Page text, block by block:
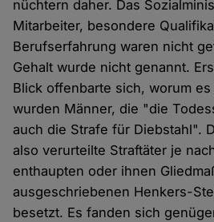
nüchtern daher. Das
Mitarbeiter, besondere
Berufserfahrung waren nicht
Gehalt wurde nicht genannt.
Blick offenbarte sich, worum
wurden Männer, die "die
auch die Strafe für Diebstahl".
also verurteilte Straftäter je
enthaupten oder ihnen
ausgeschriebenen Henkers-
besetzt. Es fanden sich